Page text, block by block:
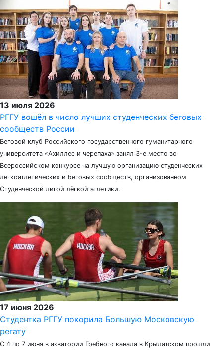
13 июля 2026
РГГУ вошёл в число лучших студенческих беговых
сообществ России
Беговой клуб Российского государственного гуманитарного
университета «Ахиллес и черепаха» занял 3-е место во
Всероссийском конкурсе на лучшую организацию студенческих
легкоатлетических и беговых сообществ, организованном
Студенческой лигой лёгкой атлетики.
17 июня 2026
Студентка РГГУ покорила Большую Московскую
регату
С 4 по 7 июня в акватории Гребного канала в Крылатском прошли